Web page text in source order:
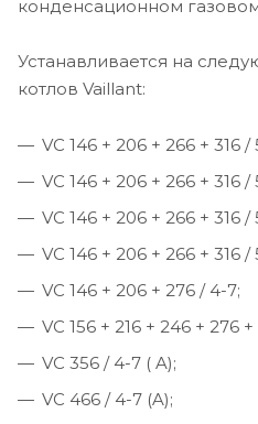
конденсационном
Устанавливается на
котлов Vaillant:
VC 146 + 206 + 266 + 316 /
VC 146 + 206 + 266 + 316 /
VC 146 + 206 + 266 + 316 /
VC 146 + 206 + 266 + 316 /
VC 146 + 206 + 276 / 4-7;
VC 156 + 216 + 246 + 276
VC 356 / 4-7 ( A);
VC 466 / 4-7 (A);